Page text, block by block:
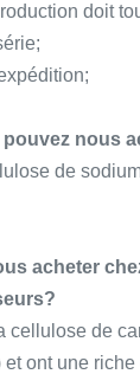
doit
nous
de
acheter
cellulose de
ont une